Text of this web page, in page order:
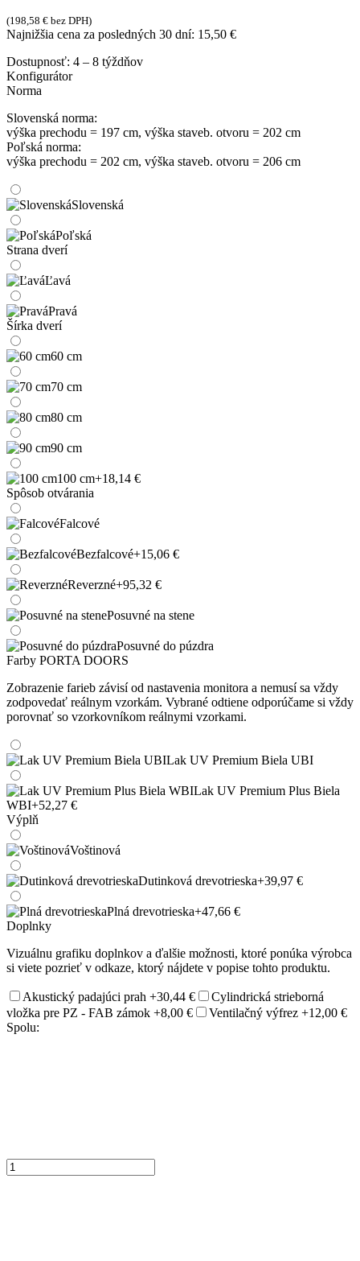
(198,58 € bez DPH)
Najnižšia cena za posledných 30 dní: 15,50 €
Dostupnosť: 4 – 8 týždňov
Konfigurátor
Norma
Slovenská norma:
výška prechodu = 197 cm, výška staveb. otvoru = 202 cm
Poľská norma:
výška prechodu = 202 cm, výška staveb. otvoru = 206 cm
Slovenská
Poľská
Strana dverí
Ľavá
Pravá
Šírka dverí
60 cm
70 cm
80 cm
90 cm
100 cm+18,14 €
Spôsob otvárania
Falcové
Bezfalcové+15,06 €
Reverzné+95,32 €
Posuvné na stene
Posuvné do púzdra
Farby PORTA DOORS
Zobrazenie farieb závisí od nastavenia monitora a nemusí sa vždy
zodpovedať reálnym vzorkám. Vybrané odtiene odporúčame si vždy
porovnať so vzorkovníkom reálnymi vzorkami.
Lak UV Premium Biela UBI
Lak UV Premium Plus Biela
WBI+52,27 €
Výplň
Voštinová
Dutinková drevotrieska+39,97 €
Plná drevotrieska+47,66 €
Doplnky
Vizuálnu grafiku doplnkov a ďalšie možnosti, ktoré ponúka výrobca
si viete pozrieť v odkaze, ktorý nájdete v popise tohto produktu.
Akustický padajúci prah +30,44 €
Cylindrická strieborná
vložka pre PZ - FAB zámok +8,00 € Ventilačný výfrez +12,00 €
Spolu: